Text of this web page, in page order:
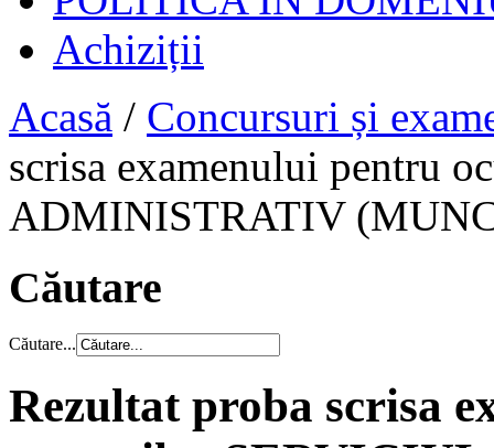
Achiziții
Acasă / Concursuri și
scrisa examenului pentru
ADMINISTRATIV
Căutare
Căutare...
Rezultat proba scrisa